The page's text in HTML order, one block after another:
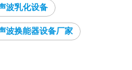
波乳化设备
波换能器设备厂家